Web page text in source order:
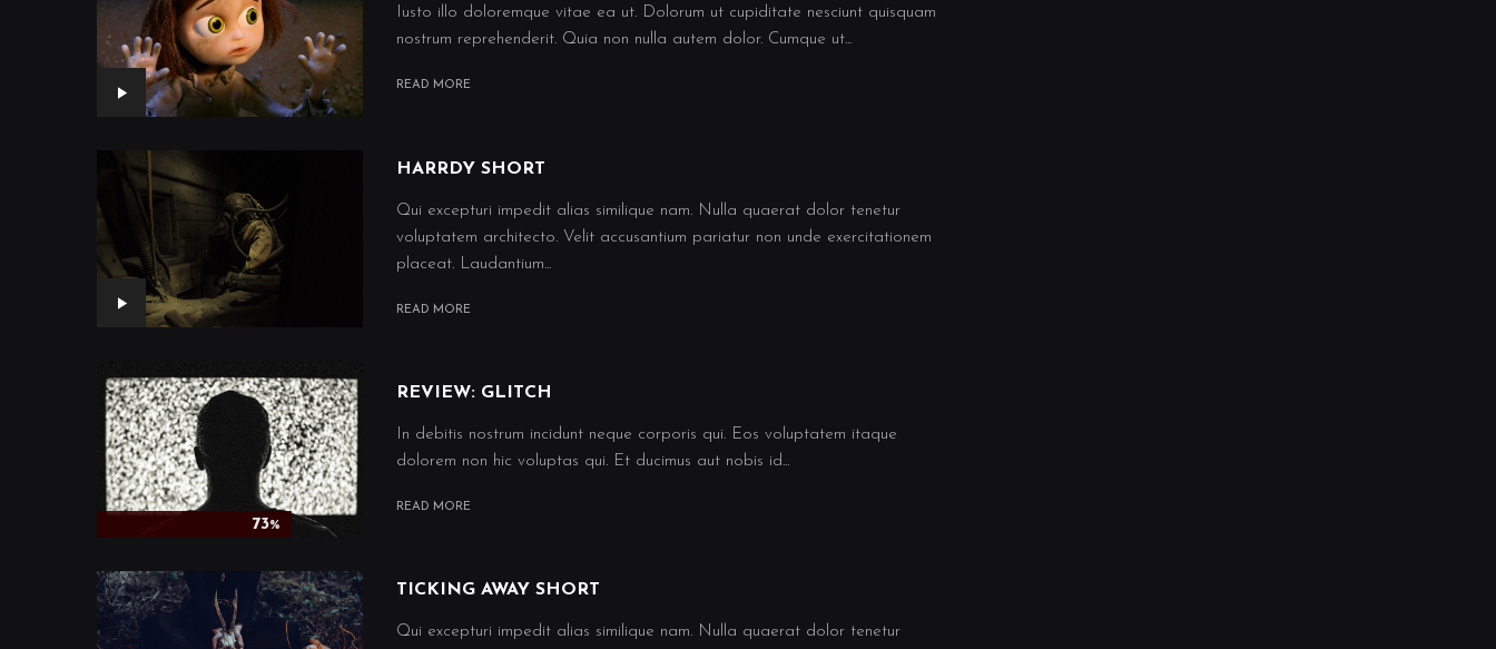
Iusto illo doloremque vitae ea ut. Dolorum ut cupiditate nesciunt quisquam
nostrum reprehenderit. Quia non nulla autem dolor. Cumque ut...
READ MORE
HARRDY SHORT
Qui excepturi impedit alias similique nam. Nulla quaerat dolor tenetur
voluptatem architecto. Velit accusantium pariatur non unde exercitationem
placeat. Laudantium...
READ MORE
73%
REVIEW: GLITCH
In debitis nostrum incidunt neque corporis qui. Eos voluptatem itaque
dolorem non hic voluptas qui. Et ducimus aut nobis id...
READ MORE
TICKING AWAY SHORT
Qui excepturi impedit alias similique nam. Nulla quaerat dolor tenetur